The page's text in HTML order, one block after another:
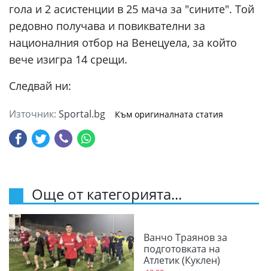
гола и 2 асистенции в 25 мача за "сините". Той
редовно получава и повиквателни за
националния отбор на Венецуела, за който
вече изигра 14 срещи.
Следвай ни:
Източник: Sportal.bg Към оригиналната статия
Още от категорията...
Ванчо Траянов за
подготовката на
Атлетик (Куклен)